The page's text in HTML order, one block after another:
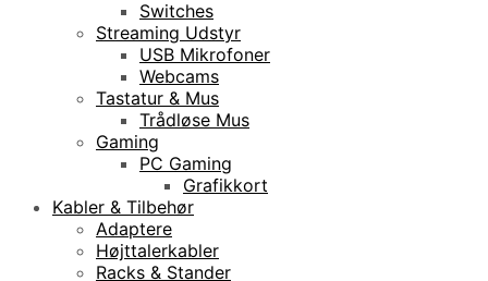
Switches
Streaming Udstyr
USB Mikrofoner
Webcams
Tastatur & Mus
Trådløse Mus
Gaming
PC Gaming
Grafikkort
Kabler & Tilbehør
Adaptere
Højttalerkabler
Racks & Stander